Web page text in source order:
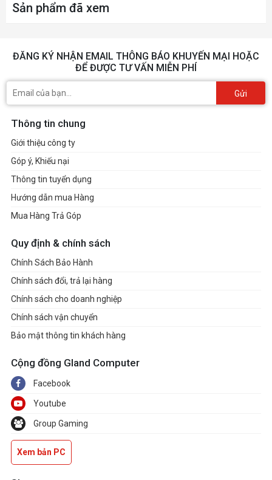
Sản phẩm đã xem
ĐĂNG KÝ NHẬN EMAIL THÔNG BÁO KHUYẾN MẠI HOẶC
ĐỂ ĐƯỢC TƯ VẤN MIỄN PHÍ
Gửi
Thông tin chung
Giới thiệu công ty
Góp ý, Khiếu nại
Thông tin tuyển dụng
Hướng dẫn mua Hàng
Mua Hàng Trả Góp
Quy định & chính sách
Chính Sách Bảo Hành
Chính sách đổi, trả lại hàng
Chính sách cho doanh nghiệp
Chính sách vận chuyển
Bảo mật thông tin khách hàng
Cộng đồng Gland Computer
Facebook
Youtube
Group Gaming
Xem bản PC